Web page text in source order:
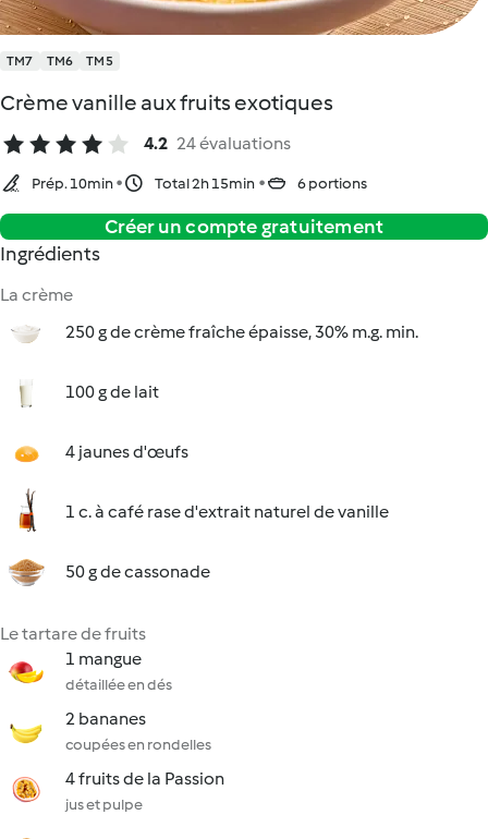
TM7 TM6 TM5
Crème vanille aux fruits exotiques
4.2 24 évaluations
Prép. 10min Total 2h 15min 6 portions
Créer un compte gratuitement
Ingrédients
La crème
250 g de crème fraîche épaisse, 30% m.g. min.
100 g de lait
4 jaunes d'œufs
1 c. à café rase d'extrait naturel de vanille
50 g de cassonade
Le tartare de fruits
1 mangue
détaillée en dés
2 bananes
coupées en rondelles
4 fruits de la Passion
jus et pulpe